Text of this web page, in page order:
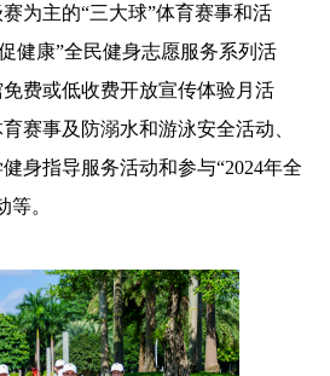
为主的“三大球”体育赛事和活
健康”全民健身志愿服务系列活
费或低收费开放宣传体验月活
赛事及防溺水和游泳安全活动、
身指导服务活动和参与“2024年全
等。